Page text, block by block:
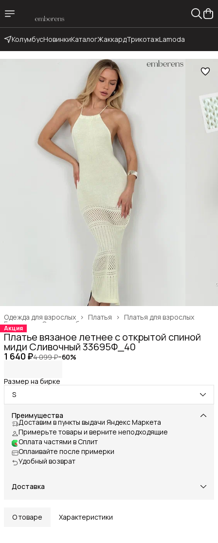
КолумбусНовинкиКаталогЖаккардТрикотажLamoda
Платья для взрослых
Платья ›
Одежда для взрослых ›
Одежда, обувь и аксессуары
Главная ›
Акция
Платье вязаное летнее с открытой спиной
миди Сливочный 33695Ф_40
1 640 ₽4 099 ₽−60%
Размер на бирке
S
Преимущества
Доставим в пункты выдачи Яндекс Маркета
Примерьте товары и верните неподходящие
Оплата частями в Сплит
Оплаивайте после примерки
Удобный возврат
Доставка
О товаре Характеристики